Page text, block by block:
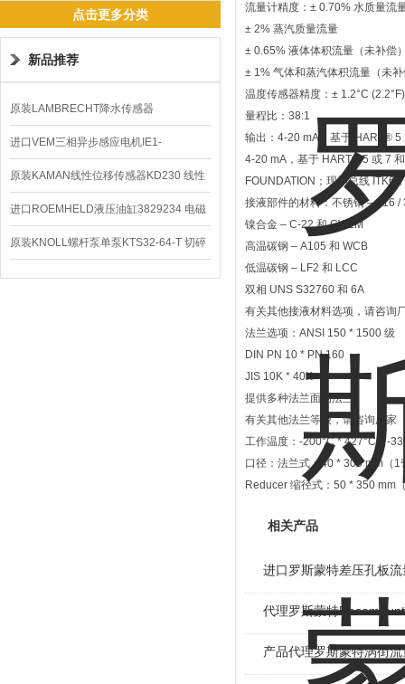
点击更多分类
新品推荐
原装LAMBRECHT降水传感器
00.14575.20气象仪
进口VEM三相异步感应电机IE1-
K21R80G4马达
原装KAMAN线性位移传感器KD230 线性
编码器
进口ROEMHELD液压油缸3829234 电磁
阀定位器
原装KNOLL螺杆泵单泵KTS32-64-T 切碎
排屑机
流量计精度：± 0.70% 水质量流
± 2% 蒸汽质量流量
± 0.65% 液体体积流量（未补偿
± 1% 气体和蒸汽体积流量（未
温度传感器精度：± 1.2°C (2.2°F)
量程比：38:1
输出：4-20 mA，基于 HART® 5
4-20 mA，基于 HART® 5 或 7
FOUNDATION；现场总线 ITK6
接液部件的材料：不锈钢 – 316 /
镍合金 – C-22 和 CW2M
高温碳钢 – A105 和 WCB
低温碳钢 – LF2 和 LCC
双相 UNS S32760 和 6A
有关其他接液材料选项，请咨询
法兰选项：ANSI 150 * 1500 级
DIN PN 10 * PN 160
JIS 10K * 40K
提供多种法兰面的法兰
有关其他法兰等级，请咨询厂家
工作温度：-200°C * 427°C（-
口径：法兰式：40 * 300 mm（
Reducer 缩径式：50 * 350 mm
相关产品
进口罗斯蒙特差压孔板流
代理罗斯蒙特
产品代理罗斯蒙特涡街